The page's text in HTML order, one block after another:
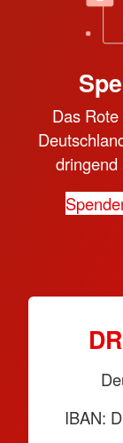
Das
dringend
IBAN: